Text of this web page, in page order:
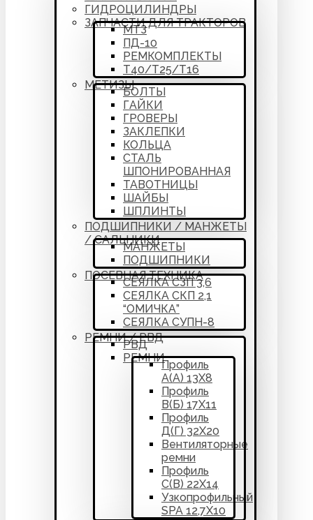
ГИДРОЦИЛИНДРЫ
ЗАПЧАСТИ ДЛЯ ТРАКТОРОВ
МТЗ
ПД-10
РЕМКОМПЛЕКТЫ
Т40/Т25/Т16
МЕТИЗЫ
БОЛТЫ
ГАЙКИ
ГРОВЕРЫ
ЗАКЛЕПКИ
КОЛЬЦА
СТАЛЬ
ШПОНИРОВАННАЯ
ТАВОТНИЦЫ
ШАЙБЫ
ШПЛИНТЫ
ПОДШИПНИКИ / МАНЖЕТЫ
/ САЛЬНИКИ
МАНЖЕТЫ
ПОДШИПНИКИ
ПОСЕВНАЯ ТЕХНИКА
СЕЯЛКА СЗП 3,6
СЕЯЛКА СКП 2,1
“ОМИЧКА”
СЕЯЛКА СУПН-8
РЕМНИ / РВД
РВД
РЕМНИ
Профиль
А(А) 13Х8
Профиль
В(Б) 17Х11
Профиль
Д(Г) 32Х20
Вентиляторные
ремни
Профиль
С(В) 22Х14
Узкопрофильный
SPA 12,7Х10